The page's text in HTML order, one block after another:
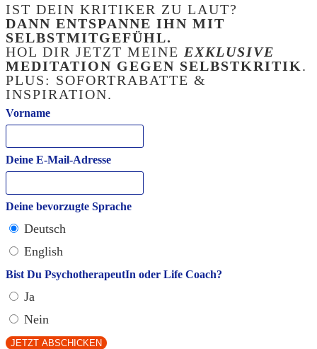
IST DEIN KRITIKER ZU LAUT?
DANN ENTSPANNE IHN MIT
SELBSTMITGEFÜHL.
HOL DIR JETZT MEINE EXKLUSIVE
MEDITATION GEGEN SELBSTKRITIK.
PLUS: SOFORTRABATTE &
INSPIRATION.
Vorname
Deine E-Mail-Adresse
Deine bevorzugte Sprache
Deutsch
English
Bist Du PsychotherapeutIn oder Life Coach?
Ja
Nein
JETZT ABSCHICKEN